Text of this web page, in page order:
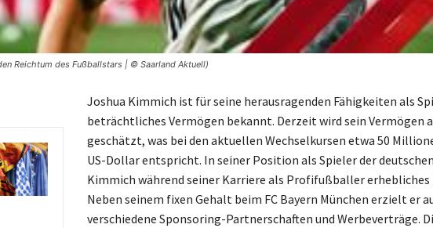
Reichtum des Fußballstars | © Saarland Aktuell)
Joshua Kimmich ist für seine herausragenden Fähigkeiten als
beträchtliches Vermögen bekannt. Derzeit wird sein Vermögen
geschätzt, was bei den aktuellen Wechselkursen etwa 50
US-Dollar entspricht. In seiner Position als Spieler der
Kimmich während seiner Karriere als Profifußballer
Neben seinem fixen Gehalt beim FC Bayern München erzielt er
verschiedene Sponsoring-Partnerschaften und Werbeverträge.